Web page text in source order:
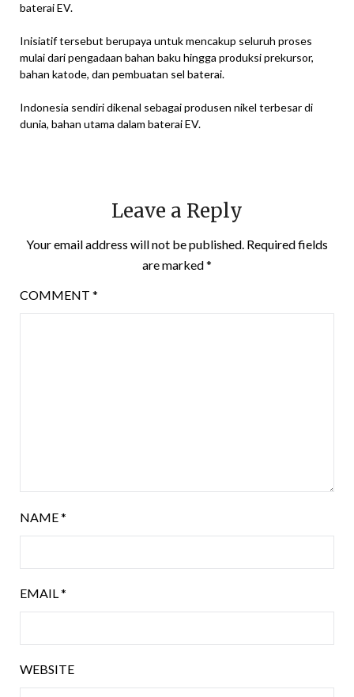
baterai EV.
Inisiatif tersebut berupaya untuk mencakup seluruh proses
mulai dari pengadaan bahan baku hingga produksi prekursor,
bahan katode, dan pembuatan sel baterai.
Indonesia sendiri dikenal sebagai produsen nikel terbesar di
dunia, bahan utama dalam baterai EV.
Leave a Reply
Your email address will not be published. Required fields
are marked*
COMMENT *
NAME*
EMAIL*
WEBSITE